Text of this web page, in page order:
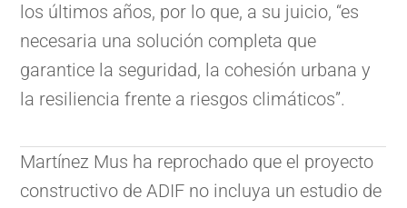
los últimos años, por lo que, a su juicio, “es
necesaria una solución completa que
garantice la seguridad, la cohesión urbana y
la resiliencia frente a riesgos climáticos”.
Martínez Mus ha reprochado que el proyecto
constructivo de ADIF no incluya un estudio de